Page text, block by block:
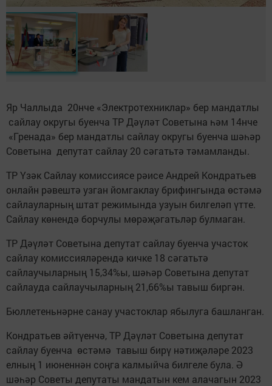
Яр Чаллыда 20нче «Электротехниклар» бер мандатлы
сайлау округы буенча ТР Дәүләт Советына һәм 14нче
«Гренада» бер мандатлы сайлау округы буенча шәһәр
Советына депутат сайлау 20 сәгатьтә тәмамланды.
ТР Үзәк Сайлау комиссиясе рәисе Андрей Кондратьев
онлайн рәвештә узган йомгаклау брифингында өстәмә
сайлауларның штат режимында узуын билгеләп үтте.
Сайлау көнендә борчулы мөрәҗәгатьләр булмаган.
ТР Дәүләт Советына депутат сайлау буенча участок
сайлау комиссияләрендә кичке 18 сәгатьтә
сайлаучыларның 15,34%ы, шәһәр Советына депутат
сайлауда сайлаучыларның 21,66%ы тавыш биргән.
Бюллетеньнәрне санау участоклар ябылуга башланган.
Кондратьев әйтүенчә, ТР Дәүләт Советына депутат
сайлау буенча өстәмә тавыш бирү нәтиҗәләре 2023
елның 1 июненнән соңга калмыйча билгеле була. Ә
шәһәр Советы депутаты мандатын кем алачагын 2023